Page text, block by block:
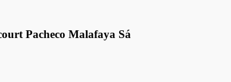
Pacheco Malafaya Sá